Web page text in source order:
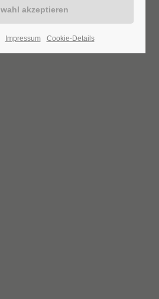
Impressum Cookie-Details